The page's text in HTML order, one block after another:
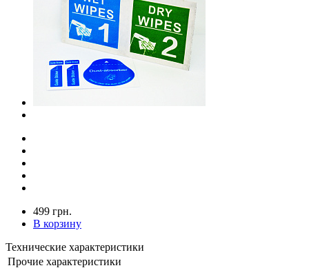
499 грн.
В корзину
Технические характеристики
Прочие характеристики